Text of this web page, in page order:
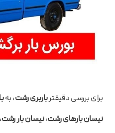
برای بررسی دقیقترباربری رشت، به
نیسان بارهای رشت،نیسان بار رشت